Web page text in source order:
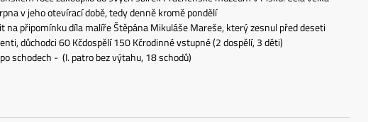
v jeho otevírací době, tedy denně kromě pondělí
připomínku díla malíře Štěpána Mikuláše Mareše, který zesnul před deseti
důchodci 60 Kčdospělí 150 Kčrodinné vstupné (2 dospělí, 3 děti)
schodech - (I. patro bez výtahu, 18 schodů)